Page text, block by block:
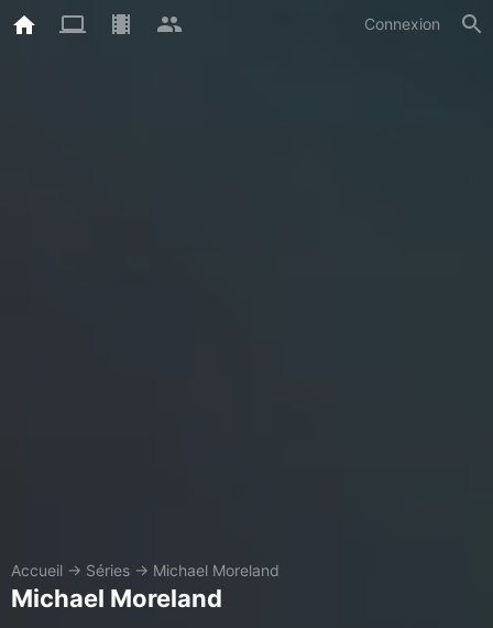
Connexion
Accueil → Séries → Michael Moreland
Michael Moreland